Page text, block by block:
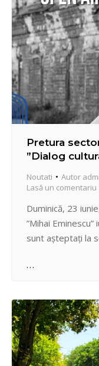
Pretura
”Dialog
Noutati Autor
Lasă un comentariu
Duminică, 23
”Mihai
sunt așteptați la